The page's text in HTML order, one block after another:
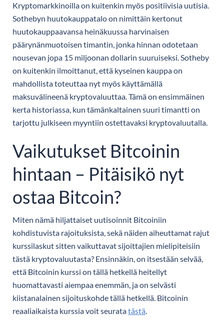
Kryptomarkkinoilla on kuitenkin myös positiivisia uutisia.
Sothebyn huutokauppatalo on nimittäin kertonut
huutokauppaavansa heinäkuussa harvinaisen
päärynänmuotoisen timantin, jonka hinnan odotetaan
nousevan jopa 15 miljoonan dollarin suuruiseksi. Sotheby
on kuitenkin ilmoittanut, että kyseinen kauppa on
mahdollista toteuttaa nyt myös käyttämällä
maksuvälineenä kryptovaluuttaa. Tämä on ensimmäinen
kerta historiassa, kun tämänkaltainen suuri timantti on
tarjottu julkiseen myyntiin ostettavaksi kryptovaluutalla.
Vaikutukset Bitcoinin
hintaan – Pitäisikö nyt
ostaa Bitcoin?
Miten nämä hiljattaiset uutisoinnit Bitcoiniin
kohdistuvista rajoituksista, sekä näiden aiheuttamat rajut
kurssilaskut sitten vaikuttavat sijoittajien mielipiteisiin
tästä kryptovaluutasta? Ensinnäkin, on itsestään selvää,
että Bitcoinin kurssi on tällä hetkellä heitellyt
huomattavasti aiempaa enemmän, ja on selvästi
kiistanalainen sijoituskohde tällä hetkellä. Bitcoinin
reaaliaikaista kurssia voit seuratatästä